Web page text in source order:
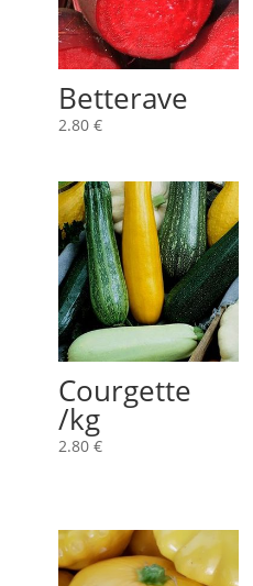
Betterave
2.80 €
Courgette
/kg
2.80 €